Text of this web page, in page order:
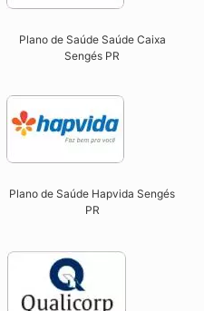
Plano de Saúde Saúde Caixa
Sengés PR​
Plano de Saúde Hapvida Sengés
PR​